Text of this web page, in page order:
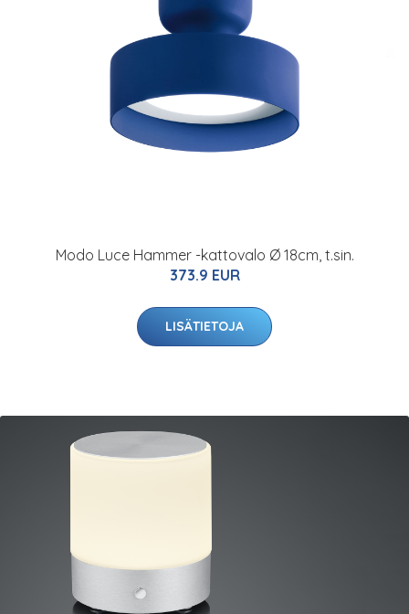
Modo Luce Hammer -kattovalo Ø 18cm, t.sin.
373.9 EUR
LISÄTIETOJA